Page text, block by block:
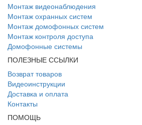
Монтаж видеонаблюдения
Монтаж охранных систем
Монтаж домофонных систем
Монтаж контроля доступа
Домофонные системы
ПОЛЕЗНЫЕ ССЫЛКИ
Возврат товаров
Видеоинструкции
Доставка и оплата
Контакты
ПОМОЩЬ